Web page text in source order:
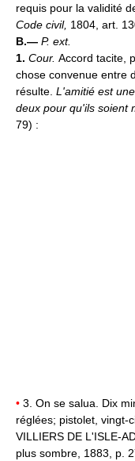
requis pour la validité
Code civil, 1804, art.
B.— P. ext.
1. Cour. Accord tacite,
chose convenue entre
résulte. L'amitié est
deux pour qu'ils soient
79) :
• 3. On se salua. Dix
réglées; pistolet, vingt-
VILLIERS DE L'ISLE-
plus sombre, 1883, p.